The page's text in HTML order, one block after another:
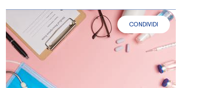
CONDIVIDI
PERCHÉ L’INFLUENZA PUÒ FARE